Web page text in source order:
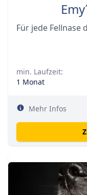
Für jede Fellnase
min. Laufzeit:
1 Monat
Mehr Infos